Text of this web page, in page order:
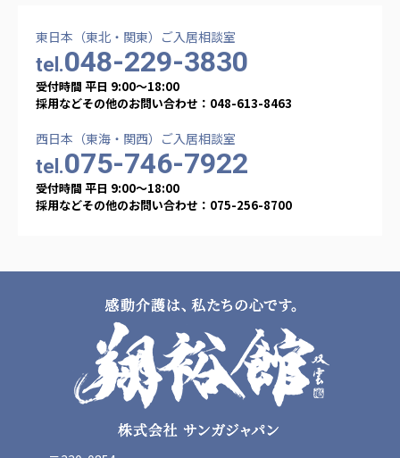
クヴィアン小学校・カンボジア日本友好共生クヴ
ィアン中学校
カンボジア日本友好技術教育センター
NGO共生の家
海外子会社・合弁会社
瀋陽長者会
上海介護施設
東日本（東北・関東）ご入居相談室
tel.048-229-3830
受付時間 平日 9:00〜18:00
採用などその他のお問い合わせ：048-613-8463
西日本（東海・関西）ご入居相談室
tel.075-746-7922
受付時間 平日 9:00〜18:00
採用などその他のお問い合わせ：075-256-8700